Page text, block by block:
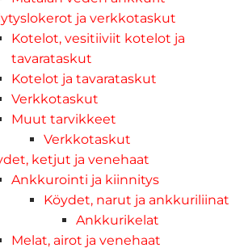
ja verkkotaskut
Kotelot, vesitiiviit kotelot ja
tavarataskut
Kotelot ja tavarataskut
Verkkotaskut
Muut tarvikkeet
Verkkotaskut
ketjut ja venehaat
Ankkurointi ja kiinnitys
Köydet, narut ja ankkuriliinat
Ankkurikelat
Melat, airot ja venehaat